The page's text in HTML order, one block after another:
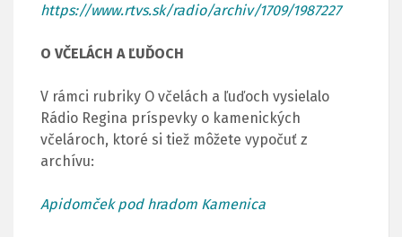
https://www.rtvs.sk/radio/archiv/1709/1987227
O VČELÁCH A ĽUĎOCH
V rámci rubriky O včelách a ľuďoch vysielalo
Rádio Regina príspevky o kamenických
včelároch, ktoré si tiež môžete vypočuť z
archívu:
Apidomček pod hradom Kamenica